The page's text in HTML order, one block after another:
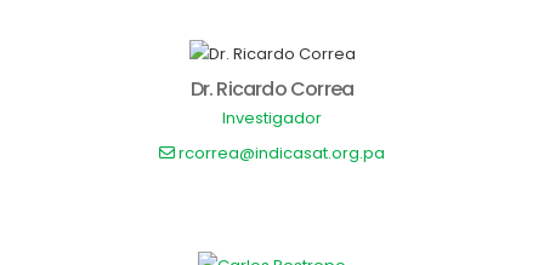
Dr. Ricardo Correa
Investigador
rcorrea@indicasat.org.pa